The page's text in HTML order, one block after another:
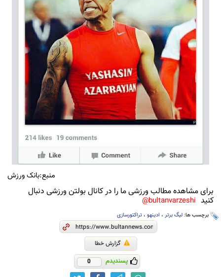
منبع:بانک ورزش
برای مشاهده مطالب ورزشی ما را در کانال بولتن ورزشی دنبال
کنید bultanvarzeshi@
برچسب ها: لیگ برتر ، ادینهو ، تراکتورسازی
گزارش خطا
پسندیدم 0